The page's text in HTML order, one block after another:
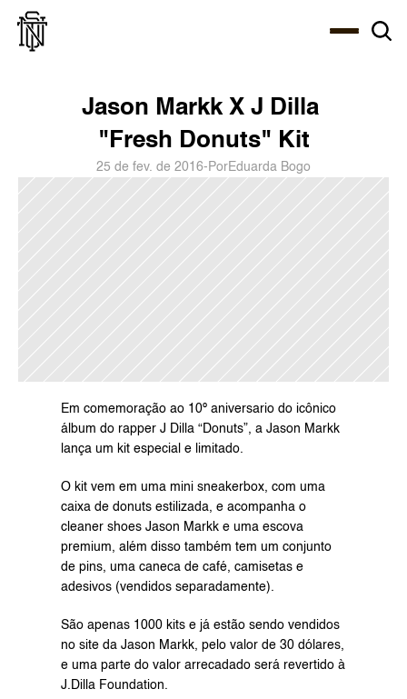
Jason Markk X J Dilla
"Fresh Donuts" Kit
25 de fev. de 2016- PorEduarda Bogo
Em comemoração ao 10º aniversario do icônico
álbum do rapper J Dilla “Donuts”, a Jason Markk
lança um kit especial e limitado.
O kit vem em uma mini sneakerbox, com uma
caixa de donuts estilizada, e acompanha o
cleaner shoes Jason Markk e uma escova
premium, além disso também tem um conjunto
de pins, uma caneca de café, camisetas e
adesivos (vendidos separadamente).
São apenas 1000 kits e já estão sendo vendidos
no site da Jason Markk, pelo valor de 30 dólares,
e uma parte do valor arrecadado será revertido à
J.Dilla Foundation.